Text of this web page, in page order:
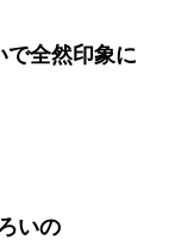
全然印象に
いの